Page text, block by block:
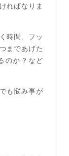
ればなりま
時間、フッ
まであげた
のか？など
も悩み事が